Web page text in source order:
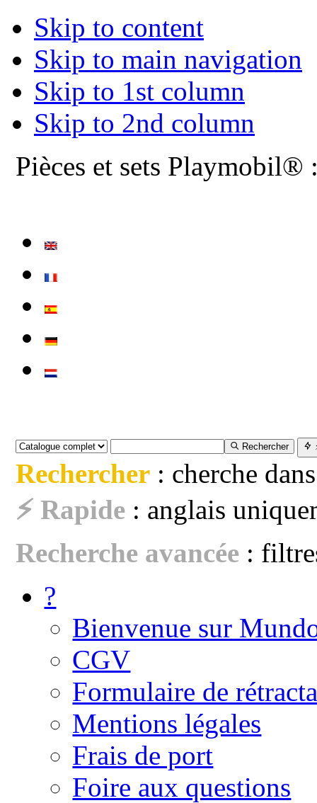
Skip to content
Skip to main navigation
Skip to 1st column
Skip to 2nd column
Pièces et sets Playmobil®
Rechercher
Rechercher : cherche
⚡ Rapide : anglais
Recherche avancée :
?
Bienvenue sur
CGV
Formulaire de
Mentions légales
Frais de port
Foire aux questions